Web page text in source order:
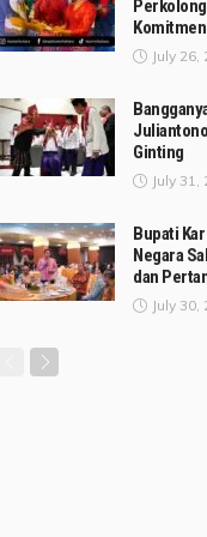
July 26,
Ginting
July 31,
Bupati
Negara
dan
July 30,